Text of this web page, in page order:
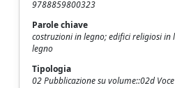
9788859800323
Parole chiave
costruzioni in legno; edifici religiosi in
legno
Tipologia
02 Pubblicazione su volume::02d